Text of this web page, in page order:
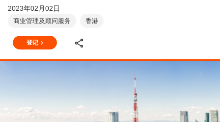
2023年02月02日
商业管理及顾问服务 香港
登记